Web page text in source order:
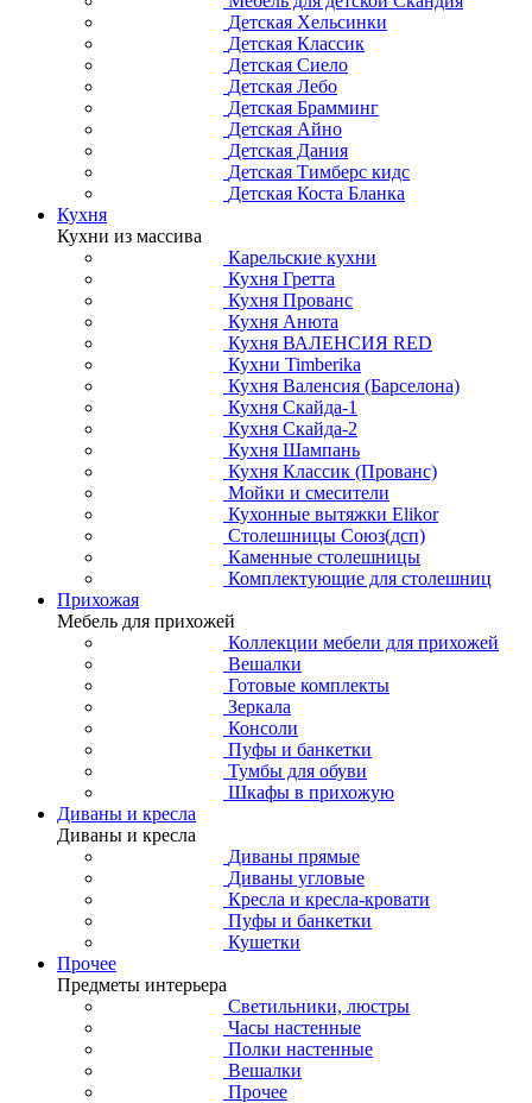
Детская Хельсинки
Детская Классик
Детская Сиело
Детская Лебо
Детская Брамминг
Детская Айно
Детская Дания
Детская Тимберс кидс
Детская Коста Бланка
Кухня
Кухни из массива
Карельские кухни
Кухня Гретта
Кухня Прованс
Кухня Анюта
Кухня ВАЛЕНСИЯ RED
Кухни Timberika
Кухня Валенсия (Барселона)
Кухня Скайда-1
Кухня Скайда-2
Кухня Шампань
Кухня Классик (Прованс)
Мойки и смесители
Кухонные вытяжки Elikor
Столешницы Союз(дсп)
Каменные столешницы
Комплектующие для столешниц
Прихожая
Мебель для прихожей
Коллекции мебели для прихожей
Вешалки
Готовые комплекты
Зеркала
Консоли
Пуфы и банкетки
Тумбы для обуви
Шкафы в прихожую
Диваны и кресла
Диваны и кресла
Диваны прямые
Диваны угловые
Кресла и кресла-кровати
Пуфы и банкетки
Кушетки
Прочее
Предметы интерьера
Светильники, люстры
Часы настенные
Полки настенные
Вешалки
Прочее